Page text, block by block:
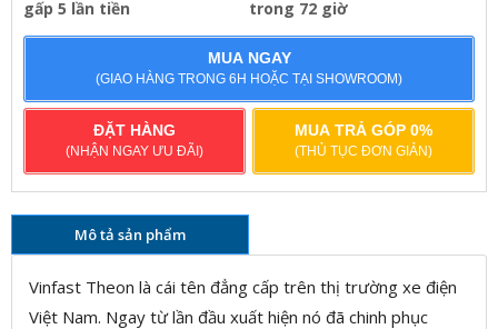
gấp 5 lần tiền
trong 72 giờ
MUA NGAY
(GIAO HÀNG TRONG 6H HOẶC TẠI SHOWROOM)
ĐẶT HÀNG
(NHẬN NGAY ƯU ĐÃI)
MUA TRẢ GÓP 0%
(THỦ TỤC ĐƠN GIẢN)
Mô tả sản phẩm
Vinfast Theon là cái tên đẳng cấp trên thị trường xe điện
Việt Nam. Ngay từ lần đầu xuất hiện nó đã chinh phục